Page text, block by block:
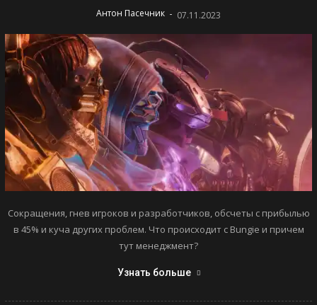
Антон Пасечник - 07.11.2023
Сокращения, гнев игроков и разработчиков, обсчеты с прибылью
в 45% и куча других проблем. Что происходит с Bungie и причем
тут менеджмент?
Узнать больше